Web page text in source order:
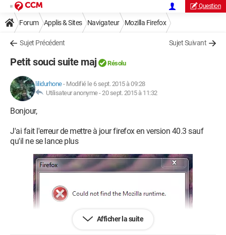
Question
Forum Applis & Sites Navigateur Mozilla Firefox
Sujet Précédent Sujet Suivant
Petit souci suite maj Résolu
lilidurhone- Modifié le 6 sept. 2015 à 09:28
Utilisateur anonyme -20 sept. 2015 à 11:32
Bonjour,
J'ai fait l'erreur de mettre à jour firefox en version 40.3 sauf
qu'il ne se lance plus
Afficher la suite